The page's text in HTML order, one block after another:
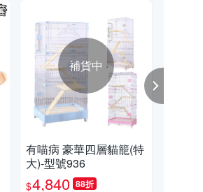
補貨中
有喵病 豪華四層貓籠(特
大)-型號936
$4,840 88折